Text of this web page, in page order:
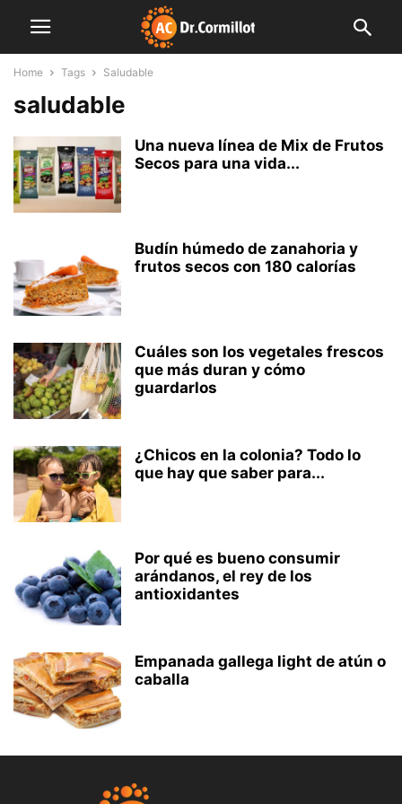
Home Tags Saludable
saludable
Una nueva línea de Mix de Frutos
Secos para una vida...
Budín húmedo de zanahoria y
frutos secos con 180 calorías
Cuáles son los vegetales frescos
que más duran y cómo
guardarlos
¿Chicos en la colonia? Todo lo
que hay que saber para...
Por qué es bueno consumir
arándanos, el rey de los
antioxidantes
Empanada gallega light de atún o
caballa